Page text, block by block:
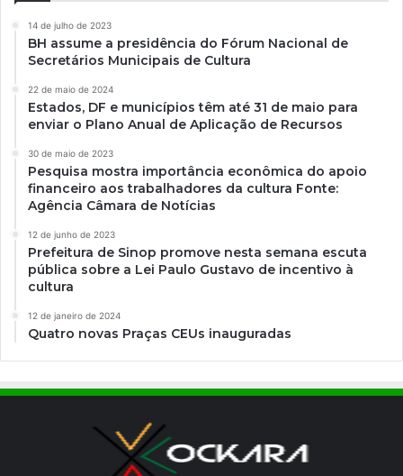
14 de julho de 2023
BH assume a presidência do Fórum Nacional de
Secretários Municipais de Cultura
22 de maio de 2024
Estados, DF e municípios têm até 31 de maio para
enviar o Plano Anual de Aplicação de Recursos
30 de maio de 2023
Pesquisa mostra importância econômica do apoio
financeiro aos trabalhadores da cultura Fonte:
Agência Câmara de Notícias
12 de junho de 2023
Prefeitura de Sinop promove nesta semana escuta
pública sobre a Lei Paulo Gustavo de incentivo à
cultura
12 de janeiro de 2024
Quatro novas Praças CEUs inauguradas